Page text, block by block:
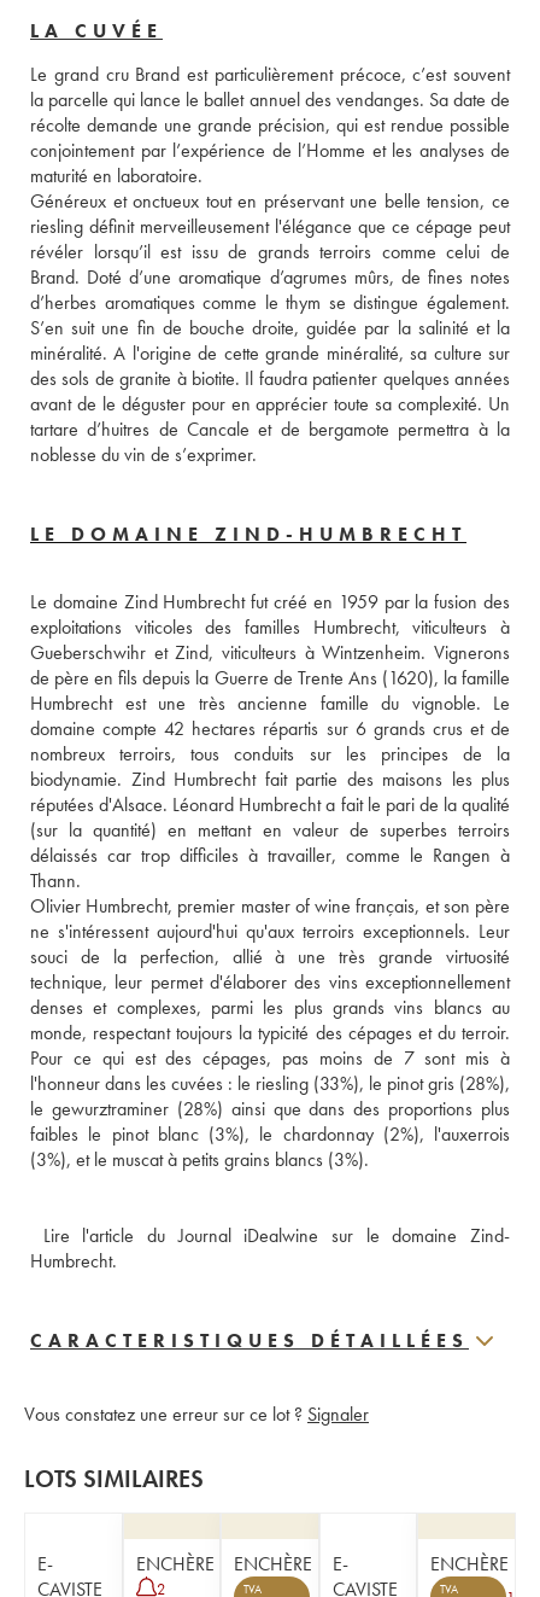
LA CUVÉE
Le grand cru Brand est particulièrement précoce, c’est souvent
la parcelle qui lance le ballet annuel des vendanges. Sa date de
récolte demande une grande précision, qui est rendue possible
conjointement par l’expérience de l’Homme et les analyses de
maturité en laboratoire.
Généreux et onctueux tout en préservant une belle tension, ce
riesling définit merveilleusement l'élégance que ce cépage peut
révéler lorsqu’il est issu de grands terroirs comme celui de
Brand. Doté d’une aromatique d’agrumes mûrs, de fines notes
d’herbes aromatiques comme le thym se distingue également.
S’en suit une fin de bouche droite, guidée par la salinité et la
minéralité. A l'origine de cette grande minéralité, sa culture sur
des sols de granite à biotite. Il faudra patienter quelques années
avant de le déguster pour en apprécier toute sa complexité. Un
tartare d’huitres de Cancale et de bergamote permettra à la
noblesse du vin de s’exprimer.
LE DOMAINE ZIND-HUMBRECHT
Le domaine Zind Humbrecht fut créé en 1959 par la fusion des
exploitations viticoles des familles Humbrecht, viticulteurs à
Gueberschwihr et Zind, viticulteurs à Wintzenheim. Vignerons
de père en fils depuis la Guerre de Trente Ans (1620), la famille
Humbrecht est une très ancienne famille du vignoble. Le
domaine compte 42 hectares répartis sur 6 grands crus et de
nombreux terroirs, tous conduits sur les principes de la
biodynamie. Zind Humbrecht fait partie des maisons les plus
réputées d'Alsace. Léonard Humbrecht a fait le pari de la qualité
(sur la quantité) en mettant en valeur de superbes terroirs
délaissés car trop difficiles à travailler, comme le Rangen à
Thann.
Olivier Humbrecht, premier master of wine français, et son père
ne s'intéressent aujourd'hui qu'aux terroirs exceptionnels. Leur
souci de la perfection, allié à une très grande virtuosité
technique, leur permet d'élaborer des vins exceptionnellement
denses et complexes, parmi les plus grands vins blancs au
monde, respectant toujours la typicité des cépages et du terroir.
Pour ce qui est des cépages, pas moins de 7 sont mis à
l'honneur dans les cuvées : le riesling (33%), le pinot gris (28%),
le gewurztraminer (28%) ainsi que dans des proportions plus
faibles le pinot blanc (3%), le chardonnay (2%), l'auxerrois
(3%), et le muscat à petits grains blancs (3%).
Lire l'article du Journal iDealwine sur le domaine Zind-
Humbrecht.
CARACTERISTIQUES DÉTAILLÉES
Vous constatez une erreur sur ce lot ? Signaler
LOTS SIMILAIRES
E-
CAVISTE
ENCHÈRE
2
ENCHÈRE
TVA
E-
CAVISTE
ENCHÈRE
TVA